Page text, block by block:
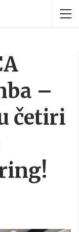
–
četiri